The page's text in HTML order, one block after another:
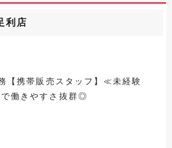
利店
【携帯販売スタッフ】≪未経験
働きやすさ抜群◎